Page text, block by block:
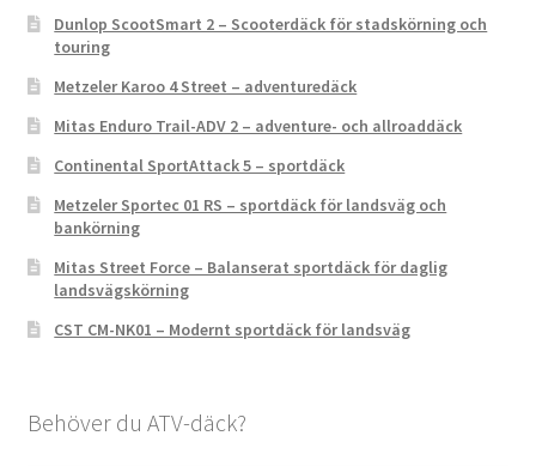
Dunlop ScootSmart 2 – Scooterdäck för stadskörning och
touring
Metzeler Karoo 4 Street – adventuredäck
Mitas Enduro Trail-ADV 2 – adventure- och allroaddäck
Continental SportAttack 5 – sportdäck
Metzeler Sportec 01 RS – sportdäck för landsväg och
bankörning
Mitas Street Force – Balanserat sportdäck för daglig
landsvägskörning
CST CM-NK01 – Modernt sportdäck för landsväg
Behöver du ATV-däck?